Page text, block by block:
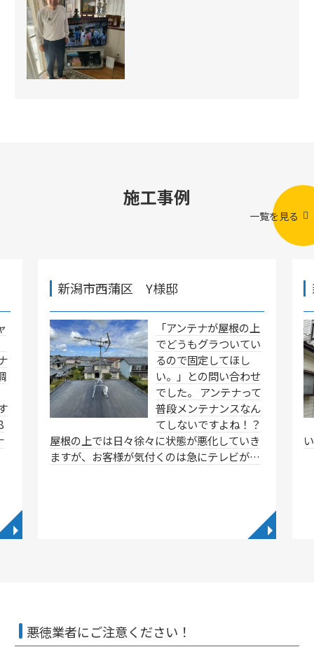
施工事例
一覧を見る
◥
新潟市西蒲区 Y様邸
「アンテナが屋根の上
でどうもグラついてい
るので固定してほし
い。」との問い合わせ
でした。 アンテナって
普段メンテナンスなん
てしないですよね！？
屋根の上では日々徐々に状態が悪化していき
ますが、お客様が気付くのは急にテレビが…
◥
悪徳業者にご注意ください！